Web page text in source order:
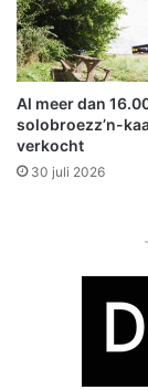
n
s
t
i
g
e
v
e
Al meer dan
solobroezz’n-
verkocht
30 juli 2026
–